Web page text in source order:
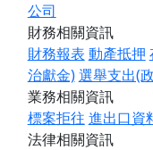
公司
財務相關資訊
財務報表 動產抵押
治獻金)選舉支出(
業務相關資訊
標案拒往 進出口資
法律相關資訊